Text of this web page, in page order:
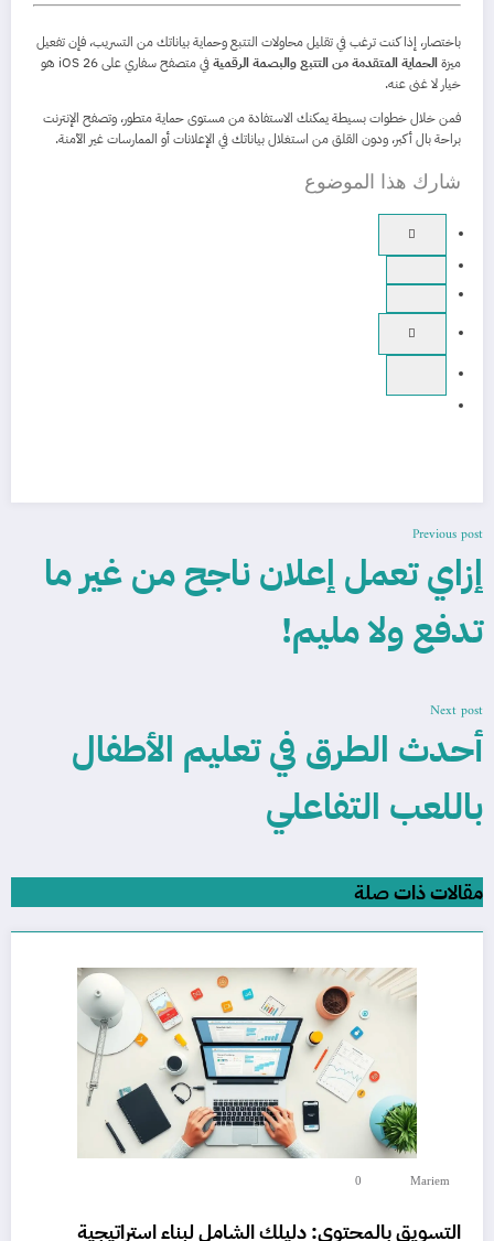
باختصار، إذا كنت ترغب في تقليل محاولات التتبع وحماية بياناتك من التسريب، فإن تفعيل
ميزةالحماية المتقدمة من التتبع والبصمة الرقمية
في متصفح سفاري على iOS 26 هو
خيار لا غنى عنه.
فمن خلال خطوات بسيطة يمكنك الاستفادة من مستوى حماية متطور، وتصفح الإنترنت
براحة بال أكبر، ودون القلق من استغلال بياناتك في الإعلانات أو الممارسات غير الآمنة.
شارك هذا الموضوع
Previous post
إزاي تعمل إعلان ناجح من غير ما
تدفع ولا مليم!
Next post
أحدث الطرق في تعليم الأطفال
باللعب التفاعلي
مقالات ذات صلة
Mariem
0
التسويق بالمحتوى: دليلك الشامل لبناء استراتيجية